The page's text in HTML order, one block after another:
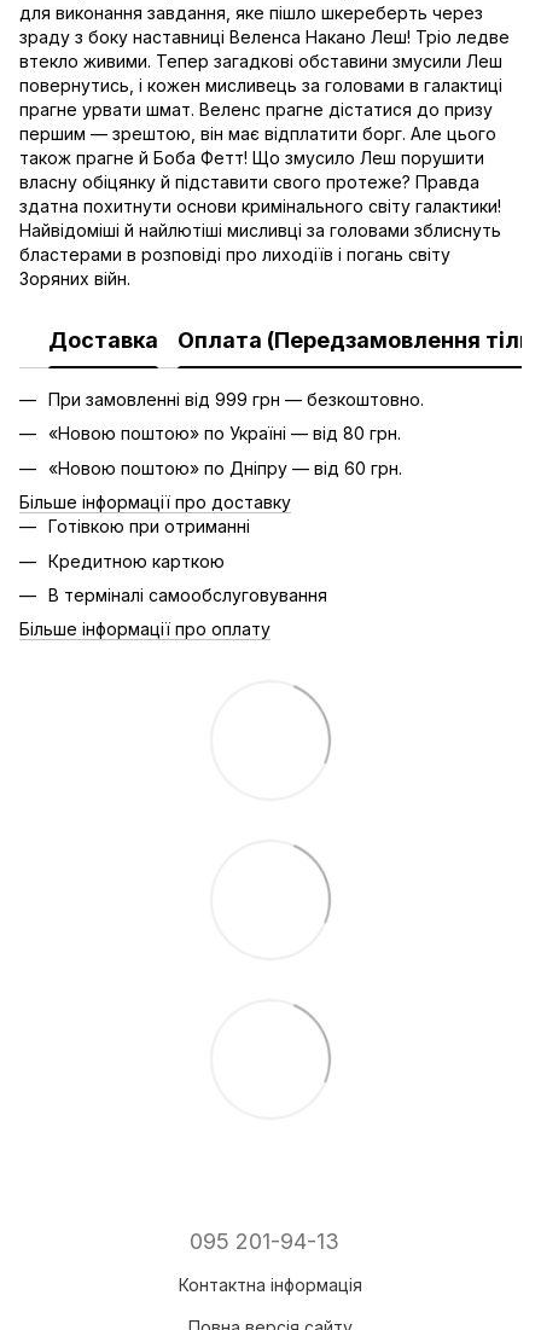
для виконання завдання, яке пішло шкереберть через
зраду з боку наставниці Веленса Накано Леш! Тріо ледве
втекло живими. Тепер загадкові обставини змусили Леш
повернутись, і кожен мисливець за головами в галактиці
прагне урвати шмат. Веленс прагне дістатися до призу
першим — зрештою, він має відплатити борг. Але цього
також прагне й Боба Фетт! Що змусило Леш порушити
власну обіцянку й підставити свого протеже? Правда
здатна похитнути основи кримінального світу галактики!
Найвідоміші й найлютіші мисливці за головами зблиснуть
бластерами в розповіді про лиходіїв і погань світу
Зоряних війн.
Доставка Оплата (Передзамовлення
При замовленні від 999 грн — безкоштовно.
«Новою поштою» по Україні — від 80 грн.
«Новою поштою» по Дніпру — від 60 грн.
Більше інформації про доставку
Готівкою при отриманні
Кредитною карткою
В терміналі самообслуговування
Більше інформації про оплату
095 201-94-13
Контактна інформація